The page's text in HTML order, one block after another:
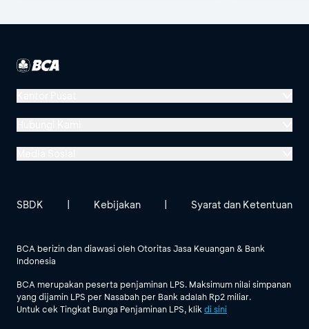
Menara BCA, Grand Indonesia
Jl. MH Thamrin No. 1
Lihat Semua Media Sosial
BCA berizin dan diawasi oleh Otoritas Jasa Keuangan & Bank
Indonesia
BCA merupakan peserta penjaminan LPS. Maksimum nilai simpanan
yang dijamin LPS per Nasabah per Bank adalah Rp2 miliar.
Untuk cek Tingkat Bunga Penjaminan LPS, klik di sini
SBDK | Kebijakan | Syarat dan Ketentuan